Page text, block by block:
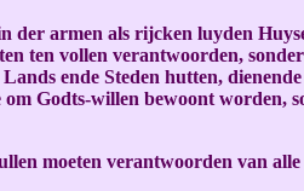
der armen als rijcken luyden
ten vollen verantwoorden,
ende Steden hutten,
om Godts-willen bewoont
moeten verantwoorden van